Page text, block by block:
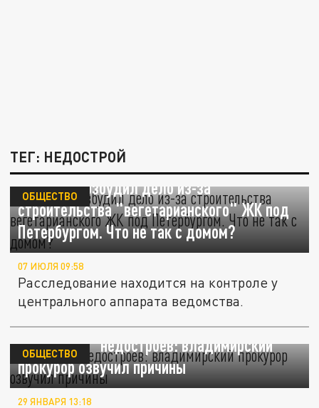
ТЕГ: НЕДОСТРОЙ
Следком возбудил дело из-за
строительства "вегетарианского" ЖК под
Петербургом. Что не так с домом?
ОБЩЕСТВО
07 ИЮЛЯ 09:58
Расследование находится на контроле у
центрального аппарата ведомства.
"Эпидемия" недостроев: владимирский
прокурор озвучил причины
ОБЩЕСТВО
29 ЯНВАРЯ 13:18